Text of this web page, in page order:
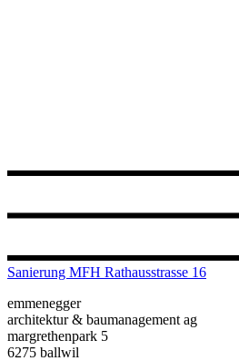
Sanierung MFH Rathausstrasse 16
emmenegger
architektur & baumanagement ag
margrethenpark 5
6275 ballwil